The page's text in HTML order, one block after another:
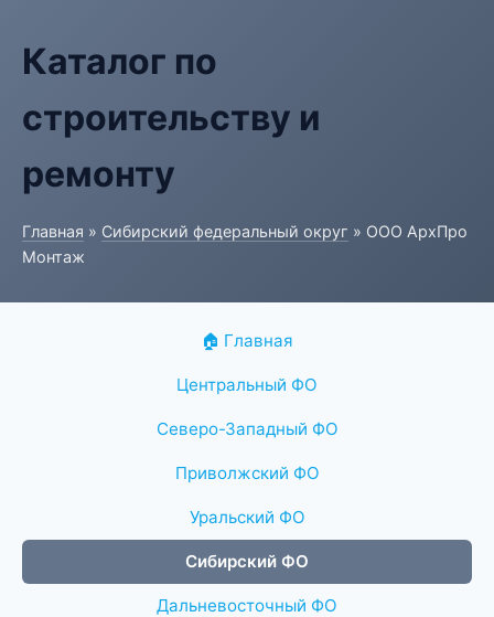
Каталог по
строительству и
ремонту
Главная » Сибирский федеральный округ » ООО АрхПро
Монтаж
🏠 Главная
Центральный ФО
Северо-Западный ФО
Приволжский ФО
Уральский ФО
Сибирский ФО
Дальневосточный ФО